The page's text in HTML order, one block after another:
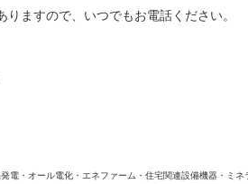
りますので、いつでもお電話ください。
電・オール電化・エネファーム・住宅関連設備機器・ミ